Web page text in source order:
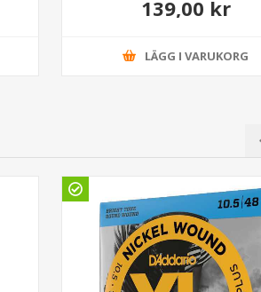
139,00 kr
LÄGG I VARUKORG